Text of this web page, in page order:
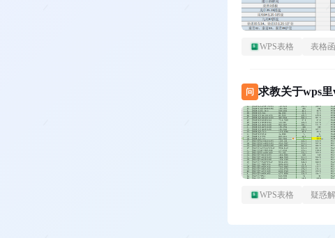
WPS表格 表格
问 求教关于wps
WPS表格 疑惑